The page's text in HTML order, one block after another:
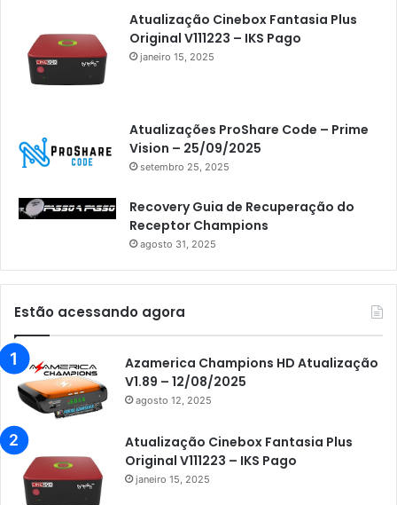
Atualização Cinebox Fantasia Plus
Original V111223 – IKS Pago
janeiro 15, 2025
Atualizações ProShare Code – Prime
Vision – 25/09/2025
setembro 25, 2025
Recovery Guia de Recuperação do
Receptor Champions
agosto 31, 2025
Estão acessando agora
Azamerica Champions HD Atualização
V1.89 – 12/08/2025
agosto 12, 2025
Atualização Cinebox Fantasia Plus
Original V111223 – IKS Pago
janeiro 15, 2025